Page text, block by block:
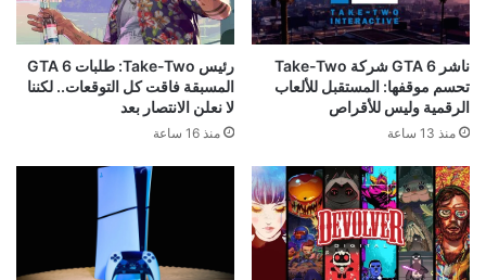
ناشر GTA 6 شركة Take-Two
تحسم موقفها: المستقبل للألعاب
الرقمية وليس للأقراص
منذ 13 ساعة
رئيس Take-Two: طلبات GTA 6
المسبقة فاقت كل التوقعات.. لكننا
لا نعلن الانتصار بعد
منذ 16 ساعة